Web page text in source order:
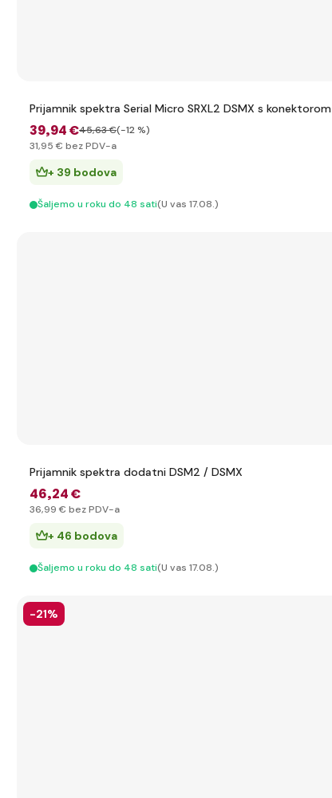
Prijamnik spektra Serial Micro SRXL2 DSMX s konektorom
39,94 €45,63 €(-12 %)
31,95 € bez PDV-a
+ 39 bodova
Šaljemo u roku do 48 sati(U vas 17.08.)
Prijamnik spektra dodatni DSM2 / DSMX
46,24 €
36,99 € bez PDV-a
+ 46 bodova
Šaljemo u roku do 48 sati(U vas 17.08.)
-21%